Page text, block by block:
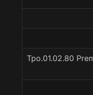
Tpo.01.02.80